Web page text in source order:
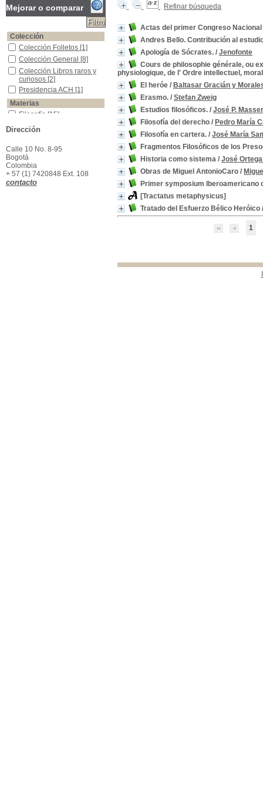
Refinar búsqueda
Actas del primer Congreso Nacional
Andres Bello. Contribución al
Apología de Sócrates. / Jenofonte
Cours de philosophie générale, ou
physiologique, de l' Ordre intellectuel,
El heróe / Baltasar Gracián y
Erasmo. / Stefan Zweig
Estudios filosóficos. / José P.
Filosofía del derecho / Pedro María
Filosofía en cartera. / José María
Fragmentos Filosóficos de los
Historia como sistema / José
Obras de Miguel AntonioCaro /
Primer symposium Iberoamericano
[Tractatus metaphysicus]
Tratado del Esfuerzo Bélico Heróico
1
Mejorar o comparar
Colección
Colección Folletos
Colección Folletos [1]
Colección General
Colección General [8]
Colección Libros raros y curiosos
Colección Libros raros y
curiosos [2]
Presidencia ACH
Presidencia ACH [1]
Materias
Filosofía
Filosofía [15]
Ciencias Sociales -Historia -Colombia
Ciencias Sociales -
Historia -Colombia
Derecho
Derecho [1]
Filosofía - Metafísica
Filosofía - Metafísica
Filosofía- enseñanza- Colombia- 1890-1930
Filosofía- enseñanza-
Colombia- 1890-1930
Pedagogía -Historia
Pedagogía -Historia
Dirección
Calle 10 No. 8-95
Bogotá
Colombia
+ 57 (1) 7420848 Ext. 108
contacto